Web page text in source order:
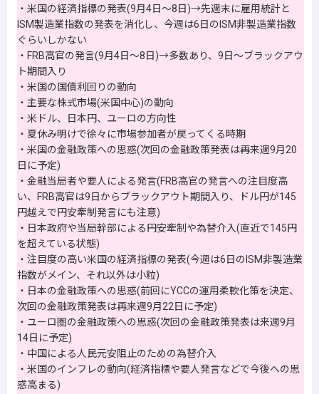
・米国の経済指標の発表(9月4日～8日)→先週末に雇用統計と
ISM製造業指数の発表を消化し、今週は6日のISM非製造業指数
ぐらいしかない
・FRB高官の発言(9月4日～8日)→多数あり、9日～ブラックアウ
ト期間入り
・米国の国債利回りの動向
・主要な株式市場(米国中心)の動向
・米ドル、日本円、ユーロの方向性
・夏休み明けで徐々に市場参加者が戻ってくる時期
・米国の金融政策への思惑(次回の金融政策発表は再来週9月20
日に予定)
・金融当局者や要人による発言(FRB高官の発言への注目度高
い、FRB高官は9日からブラックアウト期間入り、ドル円が145
円越えで円安牽制発言にも注意)
・日本政府や当局幹部による円安牽制や為替介入(直近で145円
を超えている状態)
・注目度の高い米国の経済指標の発表(今週は6日のISM非製造業
指数がメイン、それ以外は小粒)
・日本の金融政策への思惑(前回にYCCの運用柔軟化策を決定、
次回の金融政策発表は再来週9月22日に予定)
・ユーロ圏の金融政策への思惑(次回の金融政策発表は来週9月
14日に予定)
・中国による人民元安阻止のための為替介入
・米国のインフレの動向(経済指標や要人発言などで今後への思
惑高まる)